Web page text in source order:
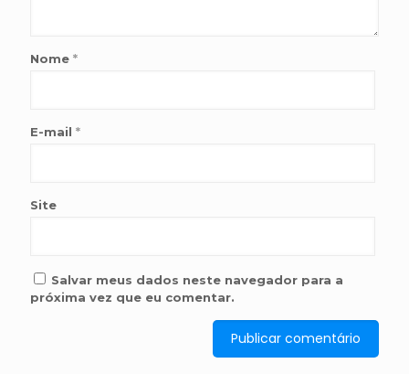
Nome *
E-mail *
Site
Salvar meus dados neste navegador para a
próxima vez que eu comentar.